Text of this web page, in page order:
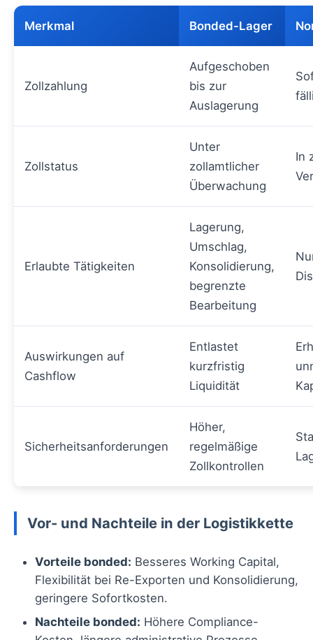
Merkmal Bonded-Lager
Zollzahlung
Aufgeschoben
bis zur
Auslagerung
Zollstatus
Unter
zollamtlicher
Überwachung
In
Erlaubte Tätigkeiten
Lagerung,
Umschlag,
Konsolidierung,
begrenzte
Bearbeitung
Auswirkungen auf
Cashflow
Entlastet
kurzfristig
Liquidität
Sicherheitsanforderungen
Höher,
regelmäßige
Zollkontrollen
Vor- und Nachteile in der Logistikkette
Vorteile bonded: Besseres Working Capital,
Flexibilität bei Re-Exporten und Konsolidierung,
geringere Sofortkosten.
Nachteile bonded: Höhere Compliance-